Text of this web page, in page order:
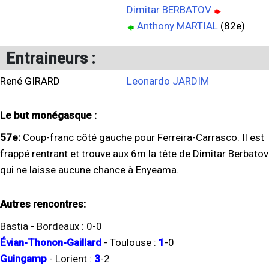
Dimitar BERBATOV
Anthony MARTIAL (82e)
Entraineurs :
René GIRARD Leonardo JARDIM
Le but monégasque :
57e: Coup-franc côté gauche pour Ferreira-Carrasco. Il est
frappé rentrant et trouve aux 6m la tête de Dimitar Berbatov
qui ne laisse aucune chance à Enyeama.
Autres rencontres:
Bastia - Bordeaux : 0-0
Évian-Thonon-Gaillard - Toulouse : 1 -0
Guingamp - Lorient : 3-2